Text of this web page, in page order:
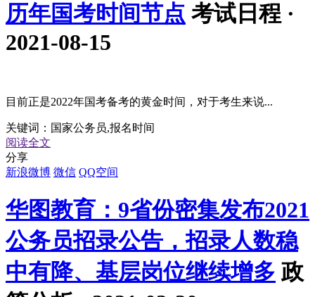
历年国考时间节点 考试日程 ·
2021-08-15
目前正是2022年国考备考的黄金时间，对于考生来说...
关键词： 国家公务员,报名时间
阅读全文
分享
新浪微博 微信 QQ空间
华图教育：9省份密集发布2021
公务员招录公告，招录人数稳
中有降、基层岗位继续增多 政